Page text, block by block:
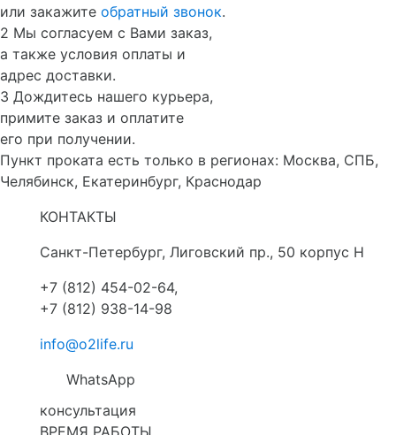
или закажите обратный звонок.
2 Мы согласуем с Вами заказ,
а также условия оплаты и
адрес доставки.
3 Дождитесь нашего курьера,
примите заказ и оплатите
его при получении.
Пункт проката есть только в регионах: Москва, СПБ,
Челябинск, Екатеринбург, Краснодар
КОНТАКТЫ
Санкт-Петербург, Лиговский пр., 50 корпус Н
+7 (812) 454-02-64,
+7 (812) 938-14-98
info@o2life.ru
WhatsApp
консультация
ВРЕМЯ РАБОТЫ